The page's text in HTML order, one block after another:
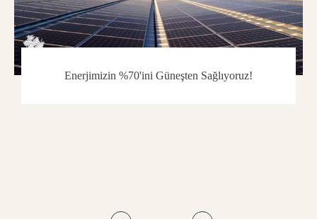
Enerjimizin %70'ini Güneşten Sağlıyoruz!